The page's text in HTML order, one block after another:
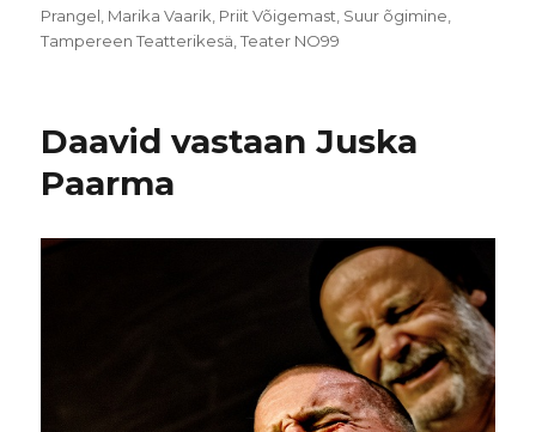
Prangel Marika Vaarik Priit Võigemast Suur õgimine
Tampereen Teatterikesä ,Teater NO99
Daavid vastaan Juska
Paarma